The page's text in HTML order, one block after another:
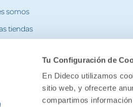
Tu Configuración de
En Dideco utilizamos
sitio web, y ofrecerte
compartimos
somos
tiendas
Regalo Dideco